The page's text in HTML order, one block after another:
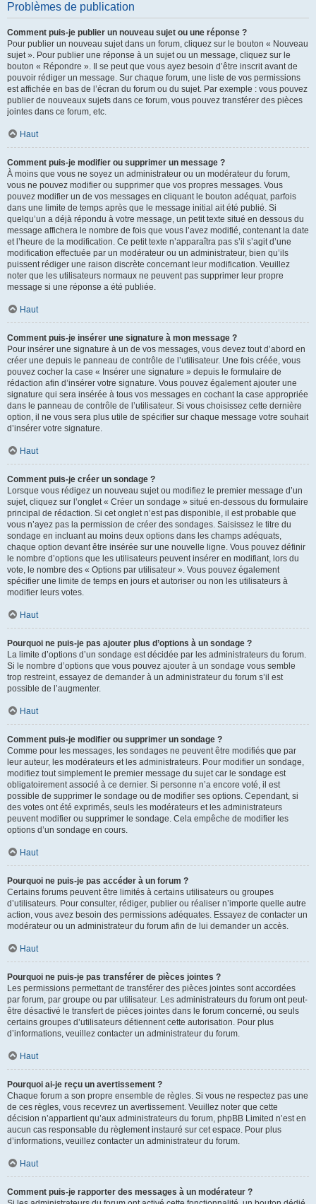
Problèmes de publication
Comment puis-je publier un nouveau sujet ou une réponse ?
Pour publier un nouveau sujet dans un forum, cliquez sur le bouton « Nouveau
sujet ». Pour publier une réponse à un sujet ou un message, cliquez sur le
bouton « Répondre ». Il se peut que vous ayez besoin d’être inscrit avant de
pouvoir rédiger un message. Sur chaque forum, une liste de vos permissions
est affichée en bas de l’écran du forum ou du sujet. Par exemple : vous pouvez
publier de nouveaux sujets dans ce forum, vous pouvez transférer des pièces
jointes dans ce forum, etc.
Haut
Comment puis-je modifier ou supprimer un message ?
À moins que vous ne soyez un administrateur ou un modérateur du forum,
vous ne pouvez modifier ou supprimer que vos propres messages. Vous
pouvez modifier un de vos messages en cliquant le bouton adéquat, parfois
dans une limite de temps après que le message initial ait été publié. Si
quelqu’un a déjà répondu à votre message, un petit texte situé en dessous du
message affichera le nombre de fois que vous l’avez modifié, contenant la date
et l’heure de la modification. Ce petit texte n’apparaîtra pas s’il s’agit d’une
modification effectuée par un modérateur ou un administrateur, bien qu’ils
puissent rédiger une raison discrète concernant leur modification. Veuillez
noter que les utilisateurs normaux ne peuvent pas supprimer leur propre
message si une réponse a été publiée.
Haut
Comment puis-je insérer une signature à mon message ?
Pour insérer une signature à un de vos messages, vous devez tout d’abord en
créer une depuis le panneau de contrôle de l’utilisateur. Une fois créée, vous
pouvez cocher la case « Insérer une signature » depuis le formulaire de
rédaction afin d’insérer votre signature. Vous pouvez également ajouter une
signature qui sera insérée à tous vos messages en cochant la case appropriée
dans le panneau de contrôle de l’utilisateur. Si vous choisissez cette dernière
option, il ne vous sera plus utile de spécifier sur chaque message votre souhait
d’insérer votre signature.
Haut
Comment puis-je créer un sondage ?
Lorsque vous rédigez un nouveau sujet ou modifiez le premier message d’un
sujet, cliquez sur l’onglet « Créer un sondage » situé en-dessous du formulaire
principal de rédaction. Si cet onglet n’est pas disponible, il est probable que
vous n’ayez pas la permission de créer des sondages. Saisissez le titre du
sondage en incluant au moins deux options dans les champs adéquats,
chaque option devant être insérée sur une nouvelle ligne. Vous pouvez définir
le nombre d’options que les utilisateurs peuvent insérer en modifiant, lors du
vote, le nombre des « Options par utilisateur ». Vous pouvez également
spécifier une limite de temps en jours et autoriser ou non les utilisateurs à
modifier leurs votes.
Haut
Pourquoi ne puis-je pas ajouter plus d’options à un sondage ?
La limite d’options d’un sondage est décidée par les administrateurs du forum.
Si le nombre d’options que vous pouvez ajouter à un sondage vous semble
trop restreint, essayez de demander à un administrateur du forum s’il est
possible de l’augmenter.
Haut
Comment puis-je modifier ou supprimer un sondage ?
Comme pour les messages, les sondages ne peuvent être modifiés que par
leur auteur, les modérateurs et les administrateurs. Pour modifier un sondage,
modifiez tout simplement le premier message du sujet car le sondage est
obligatoirement associé à ce dernier. Si personne n’a encore voté, il est
possible de supprimer le sondage ou de modifier ses options. Cependant, si
des votes ont été exprimés, seuls les modérateurs et les administrateurs
peuvent modifier ou supprimer le sondage. Cela empêche de modifier les
options d’un sondage en cours.
Haut
Pourquoi ne puis-je pas accéder à un forum ?
Certains forums peuvent être limités à certains utilisateurs ou groupes
d’utilisateurs. Pour consulter, rédiger, publier ou réaliser n’importe quelle autre
action, vous avez besoin des permissions adéquates. Essayez de contacter un
modérateur ou un administrateur du forum afin de lui demander un accès.
Haut
Pourquoi ne puis-je pas transférer de pièces jointes ?
Les permissions permettant de transférer des pièces jointes sont accordées
par forum, par groupe ou par utilisateur. Les administrateurs du forum ont peut-
être désactivé le transfert de pièces jointes dans le forum concerné, ou seuls
certains groupes d’utilisateurs détiennent cette autorisation. Pour plus
d’informations, veuillez contacter un administrateur du forum.
Haut
Pourquoi ai-je reçu un avertissement ?
Chaque forum a son propre ensemble de règles. Si vous ne respectez pas une
de ces règles, vous recevrez un avertissement. Veuillez noter que cette
décision n’appartient qu’aux administrateurs du forum, phpBB Limited n’est en
aucun cas responsable du règlement instauré sur cet espace. Pour plus
d’informations, veuillez contacter un administrateur du forum.
Haut
Comment puis-je rapporter des messages à un modérateur ?